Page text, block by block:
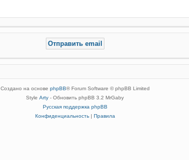
Создано на основе phpBB® Forum Software © phpBB Limited
Style Arty - Обновить phpBB 3.2 MrGaby
Русская поддержка phpBB
Конфиденциальность| Правила